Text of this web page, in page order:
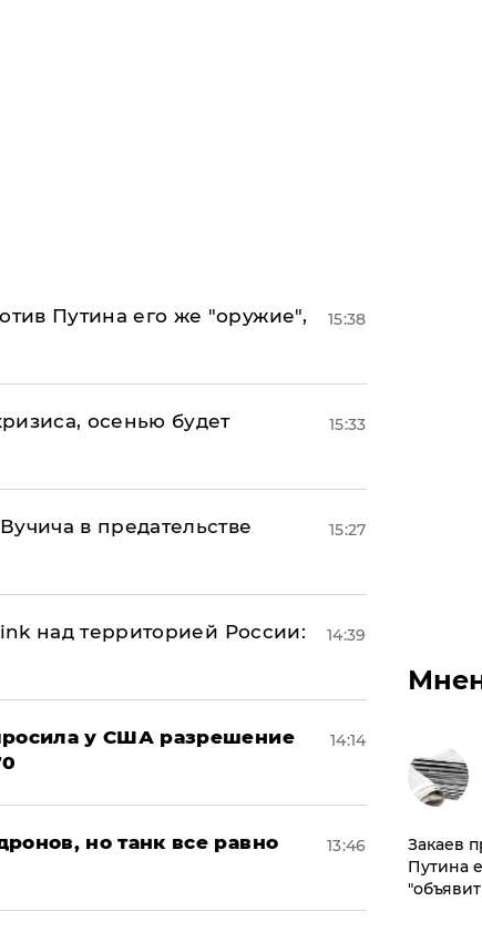
Путина его же "оружие",
15:38
осенью будет
15:33
в предательстве
15:27
над территорией России:
14:39
у США разрешение
14:14
но танк все равно
13:46
Закаев
Путина